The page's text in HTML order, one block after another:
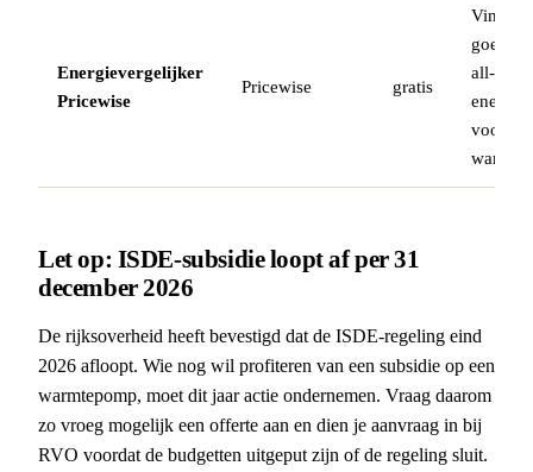
Energievergelijker
Pricewise
Pricewise gratis
Vind het
all-
voor je
Let op: ISDE-subsidie loopt af per 31
december 2026
De rijksoverheid heeft bevestigd dat de ISDE-regeling eind
2026 afloopt. Wie nog wil profiteren van een subsidie op een
warmtepomp, moet dit jaar actie ondernemen. Vraag daarom
zo vroeg mogelijk een offerte aan en dien je aanvraag in bij
RVO voordat de budgetten uitgeput zijn of de regeling sluit.